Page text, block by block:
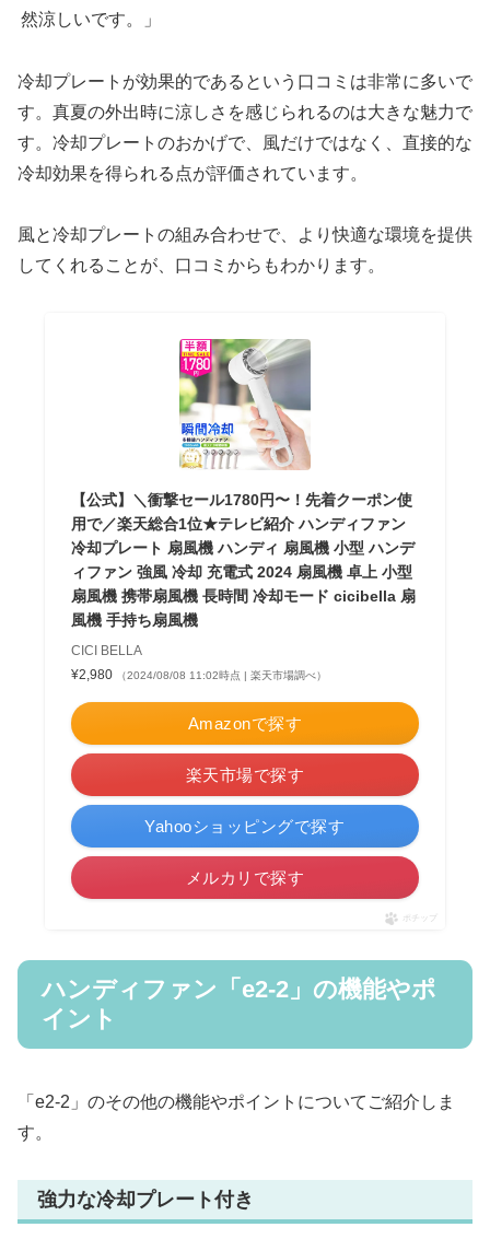
然涼しいです。」
冷却プレートが効果的であるという口コミは非常に多いで
す。真夏の外出時に涼しさを感じられるのは大きな魅力で
す。冷却プレートのおかげで、風だけではなく、直接的な
冷却効果を得られる点が評価されています。
風と冷却プレートの組み合わせで、より快適な環境を提供
してくれることが、口コミからもわかります。
【公式】＼衝撃セール1780円〜！先着クーポン使
用で／楽天総合1位★テレビ紹介 ハンディファン
冷却プレート 扇風機 ハンディ 扇風機 小型 ハンデ
ィファン 強風 冷却 充電式 2024 扇風機 卓上 小型
扇風機 携帯扇風機 長時間 冷却モード cicibella 扇
風機 手持ち扇風機
CICI BELLA
¥2,980
（2024/08/08 11:02時点 | 楽天市場調べ）
Amazonで探す
楽天市場で探す
Yahooショッピングで探す
メルカリで探す
ポチップ
ハンディファン「e2-2」の機能やポ
イント
「e2-2」のその他の機能やポイントについてご紹介しま
す。
強力な冷却プレート付き